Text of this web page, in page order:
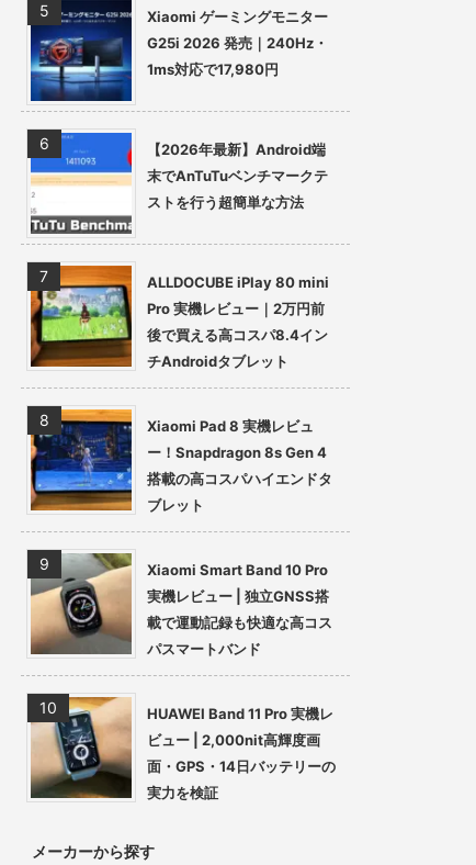
Xiaomi ゲーミングモニター
G25i 2026 発売｜240Hz・
1ms対応で17,980円
【2026年最新】Android端
末でAnTuTuベンチマークテ
ストを行う超簡単な方法
ALLDOCUBE iPlay 80 mini
Pro 実機レビュー｜2万円前
後で買える高コスパ8.4イン
チAndroidタブレット
Xiaomi Pad 8 実機レビュ
ー！Snapdragon 8s Gen 4
搭載の高コスパハイエンドタ
ブレット
Xiaomi Smart Band 10 Pro
実機レビュー | 独立GNSS搭
載で運動記録も快適な高コス
パスマートバンド
HUAWEI Band 11 Pro 実機レ
ビュー | 2,000nit高輝度画
面・GPS・14日バッテリーの
実力を検証
メーカーから探す